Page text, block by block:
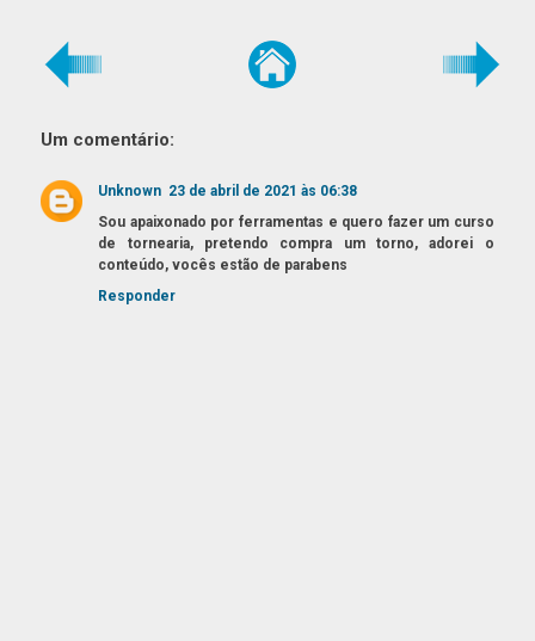
Um comentário:
Unknown 23 de abril de 2021 às 06:38
Sou apaixonado por ferramentas e quero fazer um curso
de tornearia, pretendo compra um torno, adorei o
conteúdo, vocês estão de parabens
Responder